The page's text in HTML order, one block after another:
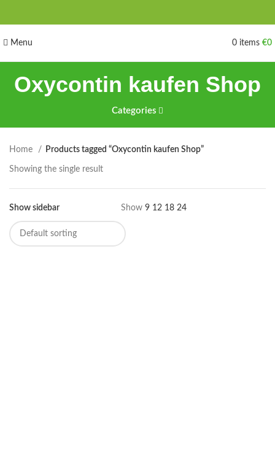
Menu 0 items €0
Oxycontin kaufen Shop
Categories
Home Products tagged “Oxycontin kaufen Shop”
Showing the single result
Show sidebar Show 9 12 18 24